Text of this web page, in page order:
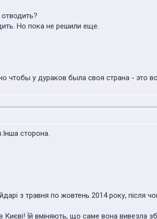
Но пока не решили еще.
чтобы у дураков была своя страна - это
сторона.
з травня по жовтень 2014 року,
Києві! Їй вміняють, що саме вона вивезла